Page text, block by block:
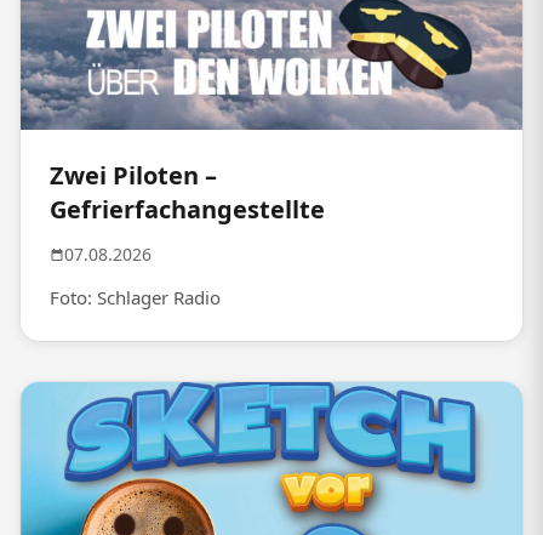
Zwei Piloten –
Gefrierfachangestellte
07.08.2026
Foto: Schlager Radio